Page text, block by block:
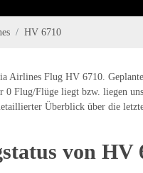
HV 6710
Airlines Flug HV 6710.
0 Flug/Flüge liegt bzw. liegen
Überblick über die
von HV